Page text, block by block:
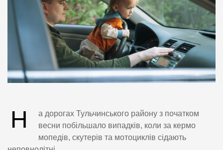
Н
а дорогах Тульчинського району з початком
весни побільшало випадків, коли за кермо
мопедів, скутерів та мотоциклів сідають